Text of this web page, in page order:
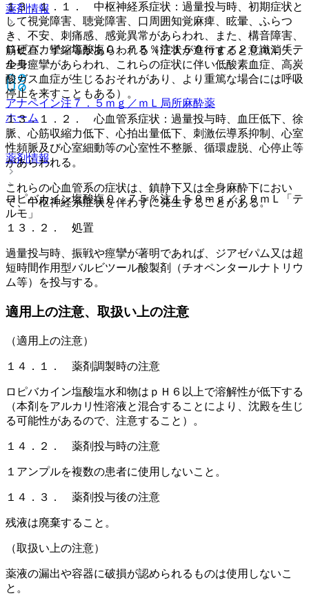
薬剤情報
ロピバカイン塩酸塩０．７５％注１５０ｍｇ／２０ｍＬ「テ
ルモ」
アナペイン注７．５ｍｇ／ｍＬ 局所麻酔薬
ホーム
薬剤情報
ロピバカイン塩酸塩０．７５％注１５０ｍｇ／２０ｍＬ「テ
ルモ」
１３．１．１． 中枢神経系症状：過量投与時、初期症状と
して視覚障害、聴覚障害、口周囲知覚麻痺、眩暈、ふらつ
き、不安、刺痛感、感覚異常があらわれ、また、構音障害、
筋硬直、攣縮等があらわれる（症状が進行すると意識消失、
全身痙攣があらわれ、これらの症状に伴い低酸素血症、高炭
酸ガス血症が生じるおそれがあり、より重篤な場合には呼吸
停止を来すこともある）。
１３．１．２． 心血管系症状：過量投与時、血圧低下、徐
脈、心筋収縮力低下、心拍出量低下、刺激伝導系抑制、心室
性頻脈及び心室細動等の心室性不整脈、循環虚脱、心停止等
があらわれる。
これらの心血管系の症状は、鎮静下又は全身麻酔下におい
て、中枢神経系症状を伴わずに発生することがある。
１３．２． 処置
過量投与時、振戦や痙攣が著明であれば、ジアゼパム又は超
短時間作用型バルビツール酸製剤（チオペンタールナトリウ
ム等）を投与する。
適用上の注意、取扱い上の注意
（適用上の注意）
１４．１． 薬剤調製時の注意
ロピバカイン塩酸塩水和物はｐＨ６以上で溶解性が低下する
（本剤をアルカリ性溶液と混合することにより、沈殿を生じ
る可能性があるので、注意すること）。
１４．２． 薬剤投与時の注意
１アンプルを複数の患者に使用しないこと。
１４．３． 薬剤投与後の注意
残液は廃棄すること。
（取扱い上の注意）
薬液の漏出や容器に破損が認められるものは使用しないこ
と。